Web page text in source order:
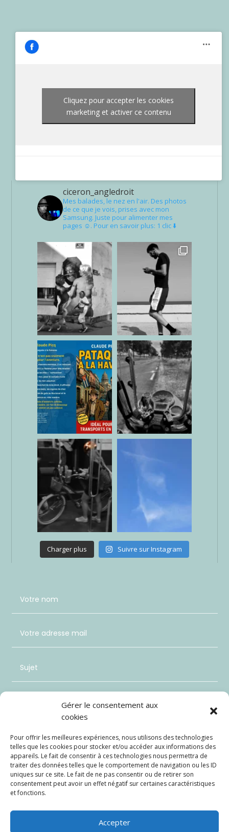
Gérer le consentement aux
cookies
Pour offrir les meilleures expériences, nous utilisons des technologies
telles que les cookies pour stocker et/ou accéder aux informations des
appareils. Le fait de consentir à ces technologies nous permettra de
traiter des données telles que le comportement de navigation ou les ID
uniques sur ce site. Le fait de ne pas consentir ou de retirer son
consentement peut avoir un effet négatif sur certaines caractéristiques
et fonctions.
Accepter
Cliquez pour accepter les cookies
marketing et activer ce contenu
ciceron_angledroit
Mes balades, le nez en l'air. Des photos
de ce que je vois, prises avec mon
Samsung. Juste pour alimenter mes
pages ☺. Pour en savoir plus: 1 clic ⬇️
Charger plus Suivre sur Instagram
9 + 11= Envoi